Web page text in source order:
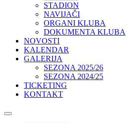
STADION
NAVIJAČI
ORGANI KLUBA
DOKUMENTA KLUBA
NOVOSTI
KALENDAR
GALERIJA
SEZONA 2025/26
SEZONA 2024/25
TICKETING
KONTAKT